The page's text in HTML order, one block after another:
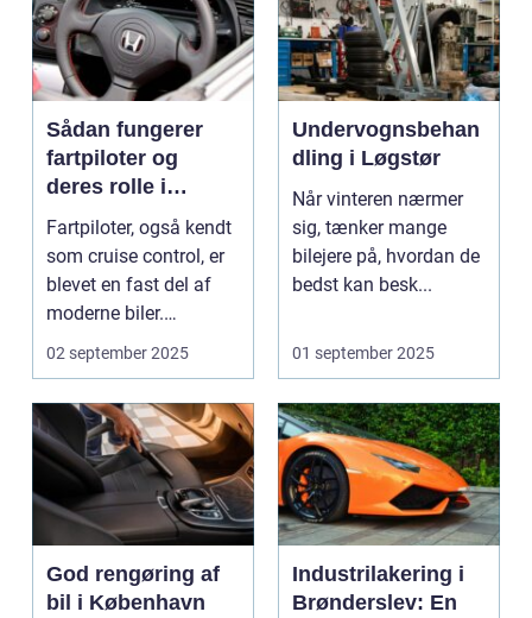
Sådan fungerer
fartpiloter og
deres rolle i
sikkerhed
Fartpiloter, også kendt
som cruise control, er
blevet en fast del af
moderne biler.
Systemet g...
02 september 2025
Undervognsbehan
dling i Løgstør
Når vinteren nærmer
sig, tænker mange
bilejere på, hvordan de
bedst kan besk...
01 september 2025
God rengøring af
bil i København
Industrilakering i
Brønderslev: En